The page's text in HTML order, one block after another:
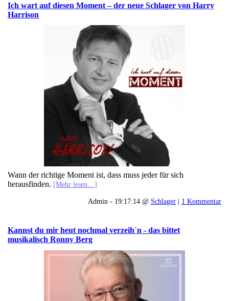
Ich wart auf diesen Moment – der neue Schlager von Harry
Harrison
Wann der richtige Moment ist, dass muss jeder für sich
herausfinden. [Mehr lesen…]
Admin - 19:17:14 @ Schlager | 1 Kommentar
Kannst du mir heut nochmal verzeih`n - das bittet
musikalisch Ronny Berg